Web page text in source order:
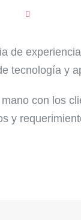
de
tecnología y
con los
y